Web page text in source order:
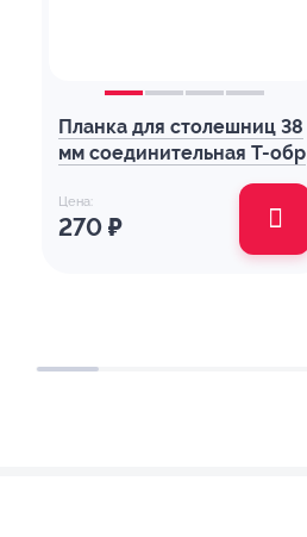
Планка для столешниц 38
мм соединительная Т-обр
Цена:
270 ₽